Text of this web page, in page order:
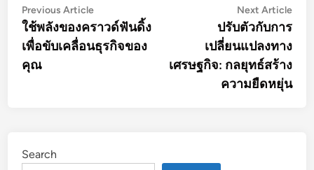
Post
navigation
Previous ArticlePrevious
article:
ใช้พลังของคราวด์ฟันดิ้ง
เพื่อขับเคลื่อนธุรกิจของ
คุณ
Next Article
ปรับตัวกับการ
เปลี่ยนแปลงทาง
เศรษฐกิจ: กลยุทธ์สร้าง
ความยืดหยุ่น
Search